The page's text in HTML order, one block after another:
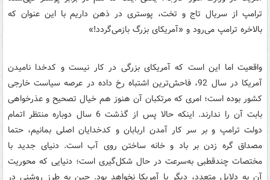
ترامپ از سریال تاج و تخت، پوستری در ذهن داریم با این عنوان که
بالاخره ترامپ می‌رود و «آمریکای بزرگ بازمی‌گردد!»
واقعیت اما این است که آمریکای بزرگی در کار نیست و کدخدا نامیدن
آمریکا در سال 92، فاحش‌ترین اشتباه رخ داده در عرصه سیاست خارجی
کشور بوده است؛ امری که مرتکبان آن هنوز هم خیال تصحیح و عذرخواهی
بابت آن را ندارند. اینکه حالا پس از گذشت 6 سال دوباره منتظر اتمام
دولت ترامپ و بر سر کار آمدن اربابان و کدخدایان اصلی بمانیم، حتما
مصداق گره زدن بر باد و خانه ساختن روی آب است. دنیای جدید با
مختصات چندقطبی به‌سرعت در حال شکل‌گیری است؛ دنیایی که محوریت
آن به دلایل متعدد، دیگر با آمریکا نخواهد بود. چین به طرز روشنی در